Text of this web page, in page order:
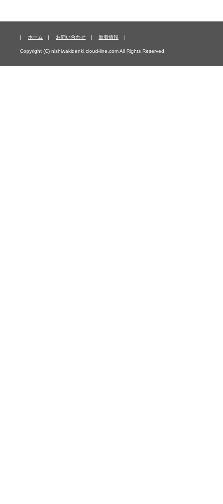
| ホーム | お問い合わせ | 新着情報 |
Copyright (C) nishiwakidenki.cloud-line.com All Rights Reserved.